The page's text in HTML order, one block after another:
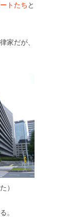
トたちと
家だが、
）
。